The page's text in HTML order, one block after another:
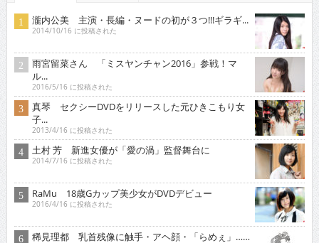
瀧内公美 主演・長編・ヌードの初が３つ!!!ギラギ...
2014/10/16 に投稿された
雨宮留菜さん 「ミスヤンチャン2016」参戦！マ
ル...
2016/5/16 に投稿された
真琴 セクシーDVDをリリースした元ひきこもり女
子...
2013/4/16 に投稿された
土村 芳 新進女優が「愛の渦」監督舞台に
2014/7/16 に投稿された
RaMu 18歳Gカップ美少女がDVDデビュー
2016/4/16 に投稿された
稀見理都 乳首残像に触手・アヘ顔・「らめぇ」……